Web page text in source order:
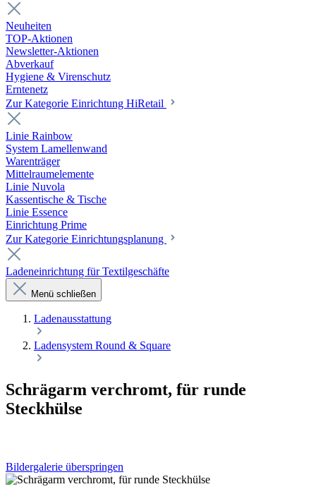
Neuheiten
TOP-Aktionen
Newsletter-Aktionen
Abverkauf
Hygiene & Virenschutz
Erntenetz
Zur Kategorie Einrichtung HiRetail
Linie Rainbow
System Lamellenwand
Warenträger
Mittelraumelemente
Linie Nuvola
Kassentische & Tische
Linie Essence
Einrichtung Prime
Zur Kategorie Einrichtungsplanung
Ladeneinrichtung für Textilgeschäfte
Menü schließen
Laden­ausstattung
Ladensystem Round & Square
Schrägarm verchromt, für runde
Steckhülse
Bildergalerie überspringen